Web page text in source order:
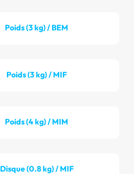
Poids (3 kg) / BEM
Poids (3 kg) / MIF
Poids (4 kg) / MIM
Disque (0.8 kg) / MIF